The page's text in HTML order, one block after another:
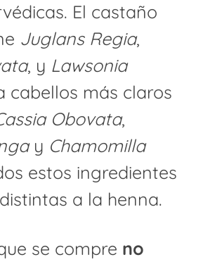
El castaño
Juglans Regia,
, y Lawsonia
cabellos más claros
Obovata,
y Chamomilla
estos ingredientes
a la henna.
se compre no